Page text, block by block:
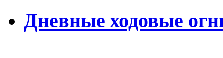
Дневные ходовые